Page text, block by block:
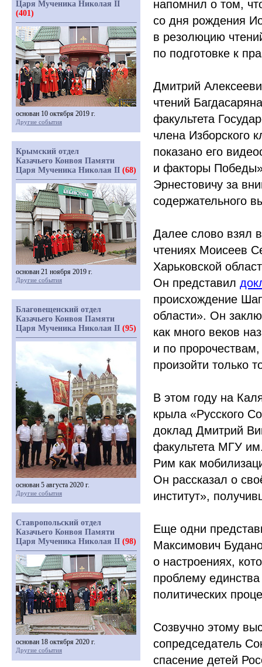
напомнил о том,
со дня рождения
в резолюцию
по подготовке к
Дмитрий
чтений
факультета
члена Изборского
показано его
и факторы
Эрнестовичу за
содержательного
Далее слово взял
чтениях Моисеев
Харьковской
Он представил
происхождение
области». Он
как много веков
и по
произойти только
В этом году на
крыла «Русского
доклад Дмитрий
факультета МГУ
Рим как
Он рассказал о
институт»,
Еще одни
Максимович
о настроениях,
проблему
политических
Созвучно этому
сопредседатель
спасение детей
Царя Мученика Николая II
(401)
основан 10 октября 2019 г.
Другие события
Крымский отдел
Казачьего Конвоя Памяти
Царя Мученика Николая II (68)
основан 21 ноября 2019 г.
Другие события
Благовещенский отдел
Казачьего Конвоя Памяти
Царя Мученика Николая II (95)
основан 5 августа 2020 г.
Другие события
Ставропольский отдел
Казачьего Конвоя Памяти
Царя Мученика Николая II (98)
основан 18 октября 2020 г.
Другие события